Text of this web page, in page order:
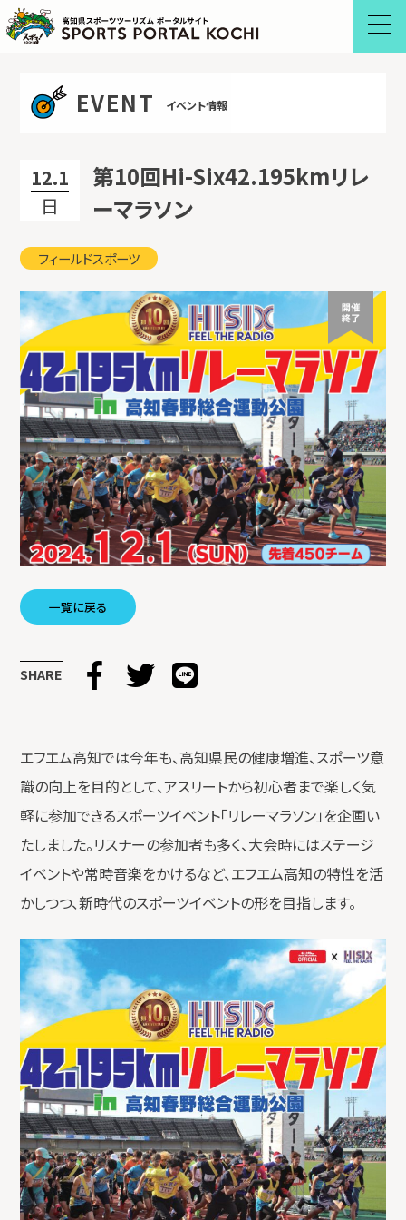
Skip
to
EVENT イベント情報
12.1
日
第10回Hi-Six42.195kmリレ
ーマラソン
フィールドスポーツ
一覧に戻る
SHARE
エフエム高知では今年も、高知県民の健康増進、スポーツ意
識の向上を目的として、アスリートから初心者まで楽しく気
軽に参加できるスポーツイベント「リレーマラソン」を企画い
たしました。リスナーの参加者も多く、大会時にはステージ
イベントや常時音楽をかけるなど、エフエム高知の特性を活
かしつつ、新時代のスポーツイベントの形を目指します。